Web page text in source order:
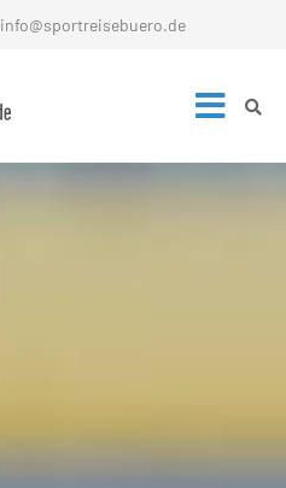
info@sportreisebuero.de